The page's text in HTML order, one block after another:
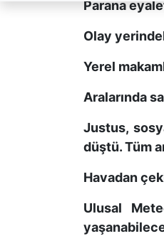
Parana
Olay
Yerel
Aralarında
Justus,
düştü. Tüm
Havadan
Ulusal